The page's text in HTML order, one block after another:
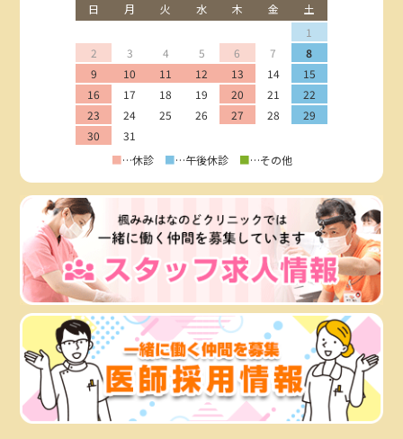
日 月 火 水 木 金
土
1
2
3 4 5 6 7
8
9
10 11 12 13 14
15
16
17 18 19 20 21
22
23
24 25 26 27 28
29
30
31
■…休診 ■…午後休診 ■…その他